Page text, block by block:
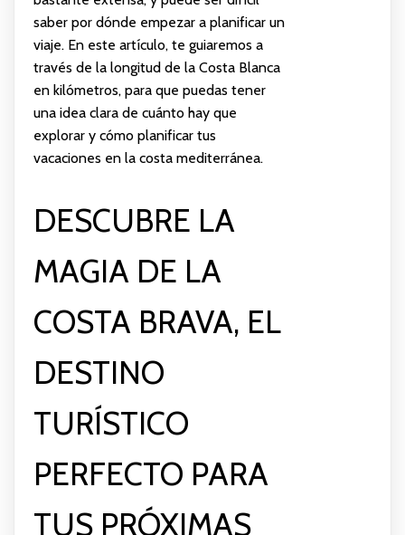
saber por dónde empezar a planificar un
viaje. En este artículo, te guiaremos a
través de la longitud de la Costa Blanca
en kilómetros, para que puedas tener
una idea clara de cuánto hay que
explorar y cómo planificar tus
vacaciones en la costa mediterránea.
DESCUBRE LA
MAGIA DE LA
COSTA BRAVA, EL
DESTINO
TURÍSTICO
PERFECTO PARA
TUS PRÓXIMAS